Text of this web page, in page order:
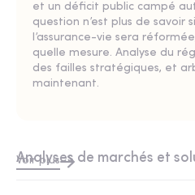
et un déficit public campé
question n’est plus de savoir
l’assurance-vie sera
quelle mesure. Analyse du
des failles stratégiques, et
maintenant.
Analyses de marchés et
Voir plus